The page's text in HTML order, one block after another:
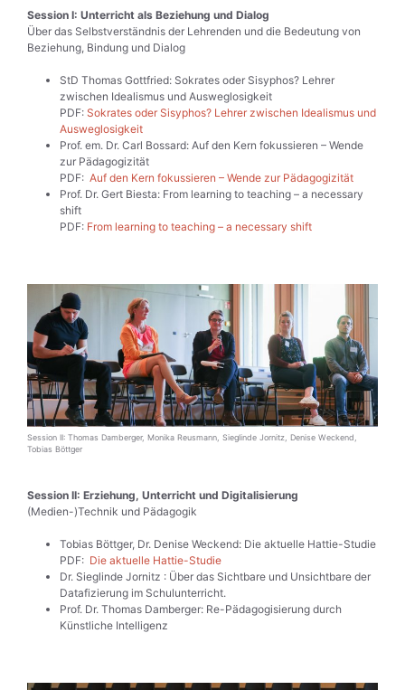
Session I: Unterricht als Beziehung und Dialog
Über das Selbstverständnis der Lehrenden und die Bedeutung von
Beziehung, Bindung und Dialog
StD Thomas Gottfried: Sokrates oder Sisyphos? Lehrer
zwischen Idealismus und Ausweglosigkeit
PDF: Sokrates oder Sisyphos? Lehrer zwischen Idealismus und
Ausweglosigkeit
Prof. em. Dr. Carl Bossard: Auf den Kern fokussieren – Wende
zur Pädagogizität
PDF: Auf den Kern fokussieren – Wende zur Pädagogizität
Prof. Dr. Gert Biesta: From learning to teaching – a necessary
shift
PDF: From learning to teaching – a necessary shift
Session II: Thomas Damberger, Monika Reusmann, Sieglinde Jornitz, Denise Weckend,
Tobias Böttger
Session II: Erziehung, Unterricht und Digitalisierung
(Medien-)Technik und Pädagogik
Tobias Böttger, Dr. Denise Weckend: Die aktuelle Hattie-Studie
PDF: Die aktuelle Hattie-Studie
Dr. Sieglinde Jornitz : Über das Sichtbare und Unsichtbare der
Datafizierung im Schulunterricht.
Prof. Dr. Thomas Damberger: Re-Pädagogisierung durch
Künstliche Intelligenz